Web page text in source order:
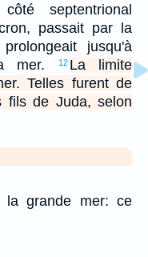
septentrional
passait par la
jusqu'à
mer.
12 La limite
Telles furent de
fils de Juda, selon
la grande mer: ce